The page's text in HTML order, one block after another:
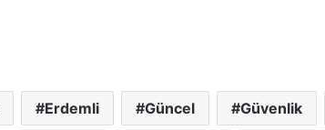
Erdemli Güncel Güvenlik